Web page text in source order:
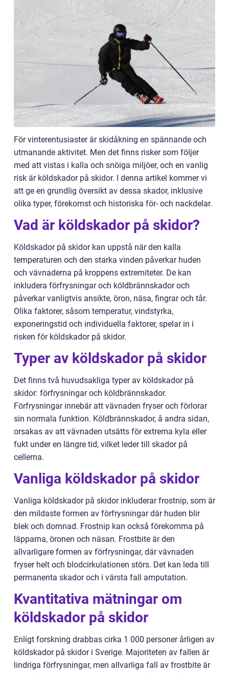
För vinterentusiaster är skidåkning en spännande och
utmanande aktivitet. Men det finns risker som följer
med att vistas i kalla och snöiga miljöer, och en vanlig
risk är köldskador på skidor. I denna artikel kommer vi
att ge en grundlig översikt av dessa skador, inklusive
olika typer, förekomst och historiska för- och nackdelar.
Vad är köldskador på skidor?
Köldskador på skidor kan uppstå när den kalla
temperaturen och den starka vinden påverkar huden
och vävnaderna på kroppens extremiteter. De kan
inkludera förfrysningar och köldbrännskador och
påverkar vanligtvis ansikte, öron, näsa, fingrar och tår.
Olika faktorer, såsom temperatur, vindstyrka,
exponeringstid och individuella faktorer, spelar in i
risken för köldskador på skidor.
Typer av köldskador på skidor
Det finns två huvudsakliga typer av köldskador på
skidor: förfrysningar och köldbrännskador.
Förfrysningar innebär att vävnaden fryser och förlorar
sin normala funktion. Köldbrännskador, å andra sidan,
orsakas av att vävnaden utsätts för extrema kyla eller
fukt under en längre tid, vilket leder till skador på
cellerna.
Vanliga köldskador på skidor
Vanliga köldskador på skidor inkluderar frostnip, som är
den mildaste formen av förfrysningar där huden blir
blek och domnad. Frostnip kan också förekomma på
läpparna, öronen och näsan. Frostbite är den
allvarligare formen av förfrysningar, där vävnaden
fryser helt och blodcirkulationen störs. Det kan leda till
permanenta skador och i värsta fall amputation.
Kvantitativa mätningar om
köldskador på skidor
Enligt forskning drabbas cirka 1 000 personer årligen av
köldskador på skidor i Sverige. Majoriteten av fallen är
lindriga förfrysningar, men allvarliga fall av frostbite är